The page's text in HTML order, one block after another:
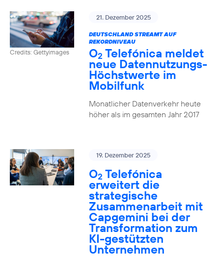
Credits: Gettyimages
21. Dezember 2025
DEUTSCHLAND STREAMT AUF
REKORDNIVEAU
O2 Telefónica meldet
neue Datennutzungs-
Höchstwerte im
Mobilfunk
Monatlicher Datenverkehr heute
höher als im gesamten Jahr 2017
19. Dezember 2025
O2 Telefónica
erweitert die
strategische
Zusammenarbeit mit
Capgemini bei der
Transformation zum
KI-gestützten
Unternehmen